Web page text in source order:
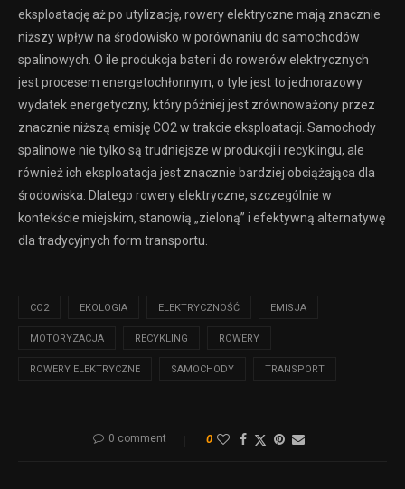
eksploatację aż po utylizację, rowery elektryczne mają znacznie
niższy wpływ na środowisko w porównaniu do samochodów
spalinowych. O ile produkcja baterii do rowerów elektrycznych
jest procesem energetochłonnym, o tyle jest to jednorazowy
wydatek energetyczny, który później jest zrównoważony przez
znacznie niższą emisję CO2 w trakcie eksploatacji. Samochody
spalinowe nie tylko są trudniejsze w produkcji i recyklingu, ale
również ich eksploatacja jest znacznie bardziej obciążająca dla
środowiska. Dlatego rowery elektryczne, szczególnie w
kontekście miejskim, stanowią „zieloną” i efektywną alternatywę
dla tradycyjnych form transportu.
CO2 EKOLOGIA ELEKTRYCZNOŚĆ EMISJA
MOTORYZACJA RECYKLING ROWERY
ROWERY ELEKTRYCZNE SAMOCHODY TRANSPORT
0 comment 0